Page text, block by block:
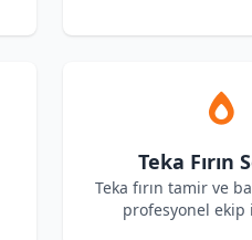
Teka Fırın
Teka fırın tamir ve
profesyonel ekip